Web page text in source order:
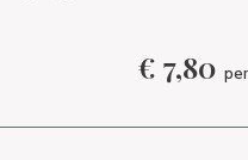
€ 7,80